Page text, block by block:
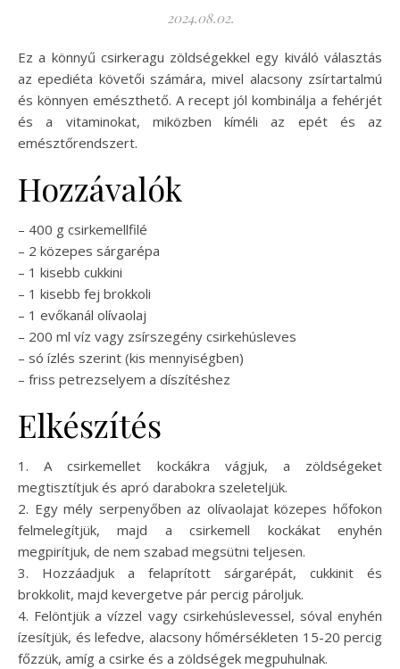
2024.08.02.
Ez a könnyű csirkeragu zöldségekkel egy kiváló választás
az epediéta követői számára, mivel alacsony zsírtartalmú
és könnyen emészthető. A recept jól kombinálja a fehérjét
és a vitaminokat, miközben kíméli az epét és az
emésztőrendszert.
Hozzávalók
– 400 g csirkemellfilé
– 2 közepes sárgarépa
– 1 kisebb cukkini
– 1 kisebb fej brokkoli
– 1 evőkanál olívaolaj
– 200 ml víz vagy zsírszegény csirkehúsleves
– só ízlés szerint (kis mennyiségben)
– friss petrezselyem a díszítéshez
Elkészítés
1. A csirkemellet kockákra vágjuk, a zöldségeket
megtisztítjuk és apró darabokra szeleteljük.
2. Egy mély serpenyőben az olívaolajat közepes hőfokon
felmelegítjük, majd a csirkemell kockákat enyhén
megpirítjuk, de nem szabad megsütni teljesen.
3. Hozzáadjuk a felaprított sárgarépát, cukkinit és
brokkolit, majd kevergetve pár percig pároljuk.
4. Felöntjük a vízzel vagy csirkehúslevessel, sóval enyhén
ízesítjük, és lefedve, alacsony hőmérsékleten 15-20 percig
főzzük, amíg a csirke és a zöldségek megpuhulnak.